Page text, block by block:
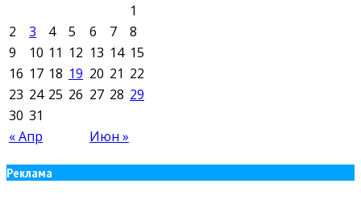
« Апр Июн »
1
2
3 4 5 6 7
8
9
10 11 12 13 14 15
16 17 18 19 20 21 22
23 24 25 26 27 28 29
30 31
Реклама